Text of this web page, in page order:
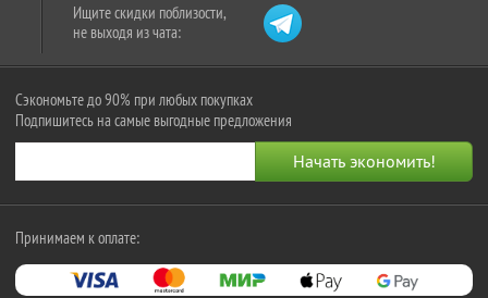
Ищите скидки поблизости,
не выходя из чата:
Сэкономьте до 90% при любых покупках
Подпишитесь на самые выгодные предложения
Принимаем к оплате: